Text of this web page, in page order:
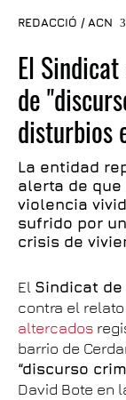
REDACCIÓ / ACN
El
de
disturbios
La entidad
alerta de
violencia
sufrido por
crisis de
El Sindicat de
contra el
altercados
barrio de
“discurso
David Bote en